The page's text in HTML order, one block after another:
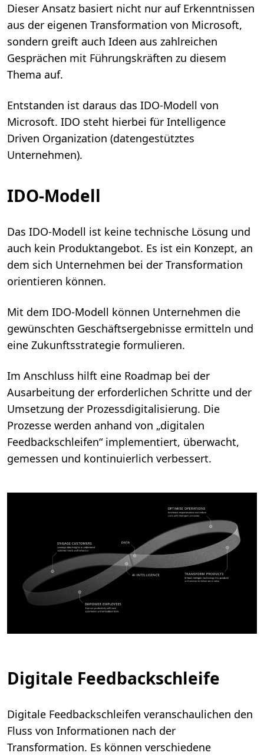
Dieser Ansatz basiert nicht nur auf Erkenntnissen
aus der eigenen Transformation von Microsoft,
sondern greift auch Ideen aus zahlreichen
Gesprächen mit Führungskräften zu diesem
Thema auf.
Entstanden ist daraus das IDO-Modell von
Microsoft. IDO steht hierbei für Intelligence
Driven Organization (datengestütztes
Unternehmen).
IDO-Modell
Das IDO-Modell ist keine technische Lösung und
auch kein Produktangebot. Es ist ein Konzept, an
dem sich Unternehmen bei der Transformation
orientieren können.
Mit dem IDO-Modell können Unternehmen die
gewünschten Geschäftsergebnisse ermitteln und
eine Zukunftsstrategie formulieren.
Im Anschluss hilft eine Roadmap bei der
Ausarbeitung der erforderlichen Schritte und der
Umsetzung der Prozessdigitalisierung. Die
Prozesse werden anhand von „digitalen
Feedbackschleifen“ implementiert, überwacht,
gemessen und kontinuierlich verbessert.
Digitale Feedbackschleife
Digitale Feedbackschleifen veranschaulichen den
Fluss von Informationen nach der
Transformation. Es können verschiedene